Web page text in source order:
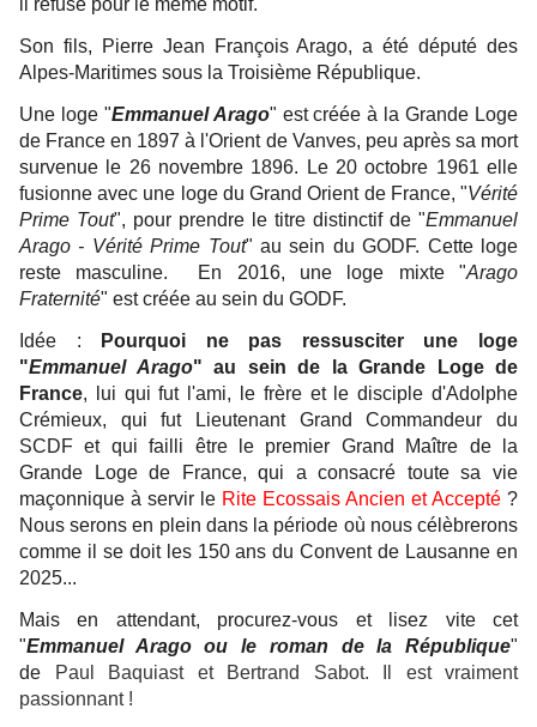
il refuse pour le même motif.
Son fils, Pierre Jean François Arago, a été député des
Alpes-Maritimes sous la Troisième République.
Une loge "Emmanuel Arago" est créée à la Grande Loge
de France en 1897 à l'Orient de Vanves, peu après sa mort
survenue le 26 novembre 1896. Le 20 octobre 1961 elle
fusionne avec une loge du Grand Orient de France, "Vérité
Prime Tout", pour prendre le titre distinctif de "Emmanuel
Arago - Vérité Prime Tout" au sein du GODF. Cette loge
reste masculine. En 2016, une loge mixte "Arago
Fraternité" est créée au sein du GODF.
Idée :
Pourquoi ne pas ressusciter une loge
"Emmanuel Arago" au sein de la Grande Loge de
France, lui qui fut l'ami, le frère et le disciple d'Adolphe
Crémieux, qui fut Lieutenant Grand Commandeur du
SCDF et qui failli être le premier Grand Maître de la
Grande Loge de France, qui a consacré toute sa vie
maçonnique à servir le Rite Ecossais Ancien et Accepté ?
Nous serons en plein dans la période où nous célèbrerons
comme il se doit les 150 ans du Convent de Lausanne en
2025...
Mais en attendant, procurez-vous et lisez vite cet
"Emmanuel Arago ou le roman de la République"
de
Paul Baquiast et Bertrand Sabot. Il est vraiment
passionnant !